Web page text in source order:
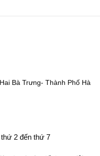
Bà Trưng- Thành Phố Hà
2 đến thứ 7